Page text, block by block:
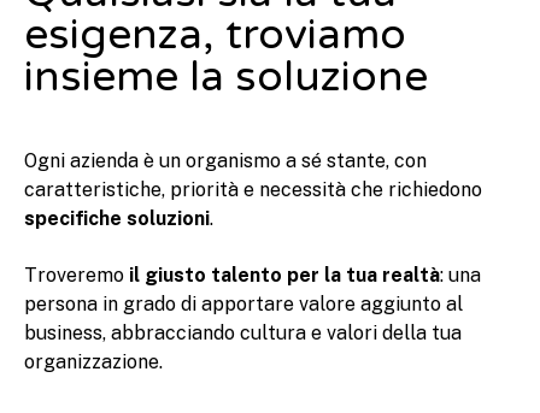
esigenza, troviamo
insieme la soluzione
Ogni azienda è un organismo a sé stante, con
caratteristiche, priorità e necessità che richiedono
specifiche soluzioni.
Troveremo il giusto talento per la tua realtà: una
persona in grado di apportare valore aggiunto al
business, abbracciando cultura e valori della tua
organizzazione.